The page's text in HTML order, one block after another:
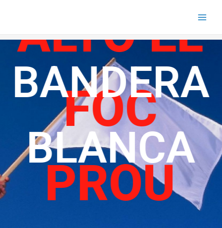
ALTO EL
FOC
PROU
BANDERA
BLANCA